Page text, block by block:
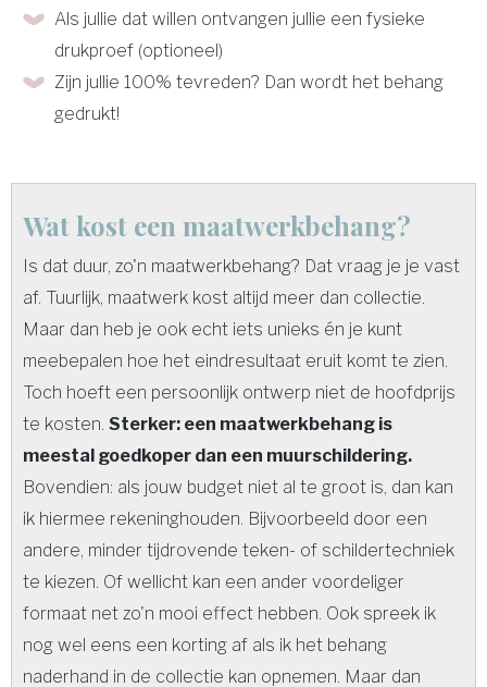
Als jullie dat willen ontvangen jullie een fysieke
drukproef (optioneel)
Zijn jullie 100% tevreden? Dan wordt het behang
gedrukt!
Wat kost een maatwerkbehang?
Is dat duur, zo'n maatwerkbehang? Dat vraag je je vast
af. Tuurlijk, maatwerk kost altijd meer dan collectie.
Maar dan heb je ook echt iets unieks én je kunt
meebepalen hoe het eindresultaat eruit komt te zien.
Toch hoeft een persoonlijk ontwerp niet de hoofdprijs
te kosten. Sterker: een maatwerkbehang is
meestal goedkoper dan een muurschildering.
Bovendien: als jouw budget niet al te groot is, dan kan
ik hiermee rekeninghouden. Bijvoorbeeld door een
andere, minder tijdrovende teken- of schildertechniek
te kiezen. Of wellicht kan een ander voordeliger
formaat net zo'n mooi effect hebben. Ook spreek ik
nog wel eens een korting af als ik het behang
naderhand in de collectie kan opnemen. Maar dan